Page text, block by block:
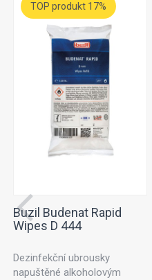
TOP produkt 17%
Buzil Budenat Rapid
Wipes D 444
Dezinfekční ubrousky
napuštěné alkoholovým